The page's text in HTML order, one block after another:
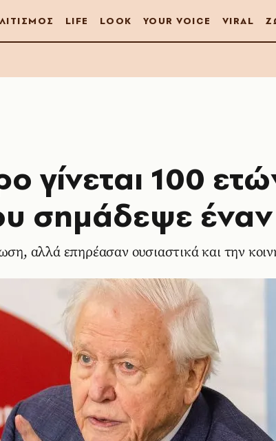
LIFE LOOK YOUR VOICE VIRAL
γίνεται 100
σημάδεψε
αλλά επηρέασαν ουσιαστικά και την